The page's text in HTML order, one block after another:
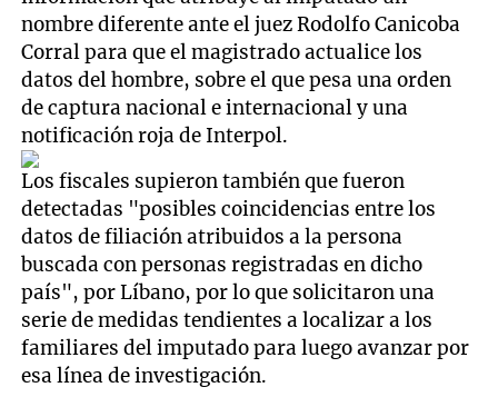
nombre diferente ante el juez Rodolfo Canicoba
Corral para que el magistrado actualice los
datos del hombre, sobre el que pesa una orden
de captura nacional e internacional y una
notificación roja de Interpol.
Los fiscales supieron también que fueron
detectadas "posibles coincidencias entre los
datos de filiación atribuidos a la persona
buscada con personas registradas en dicho
país", por Líbano, por lo que solicitaron una
serie de medidas tendientes a localizar a los
familiares del imputado para luego avanzar por
esa línea de investigación.